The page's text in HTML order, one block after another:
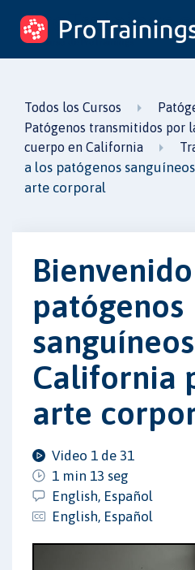
un curso de ProTrainings
Todos los Cursos
Patógenos transmitidos por
cuerpo en California
a los patógenos
arte corporal
patógenos
California
arte
Video 1 de 31
1 min 13 seg
English, Español
English, Español